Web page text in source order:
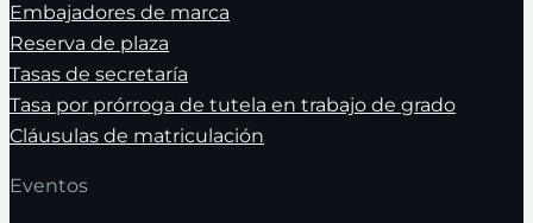
Embajadores de marca
Reserva de plaza
Tasas de secretaría
Tasa por prórroga de tutela en trabajo de grado
Cláusulas de matriculación
Eventos